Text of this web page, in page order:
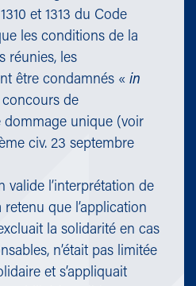
et 1313 du Code
les conditions de la
réunies, les
être condamnés « in
de
dommage unique (voir
civ. 23 septembre
valide l’interprétation de
retenu que l’application
la solidarité en cas
n’était pas limitée
et s’appliquait